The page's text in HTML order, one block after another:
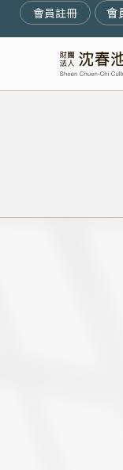
會員註冊 會